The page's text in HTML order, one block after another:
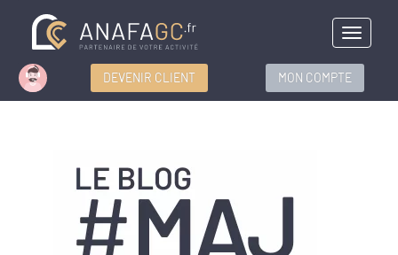
Menu
DEVENIR CLIENT MON COMPTE